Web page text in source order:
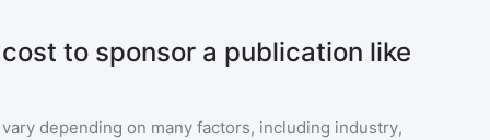
to sponsor a publication like
depending on many factors, including industry,